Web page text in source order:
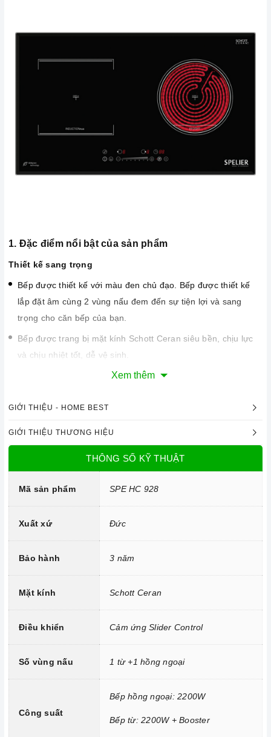
1. Đặc điểm nổi bật của sản phẩm
Thiết kế sang trọng
Bếp được thiết kế với màu đen chủ đạo. Bếp được thiết kế
lắp đặt âm cùng 2 vùng nấu đem đến sự tiện lợi và sang
trọng cho căn bếp của bạn.
Bếp được trang bị mặt kính Schott Ceran siêu bền, chịu lực
và chịu nhiệt tốt, dễ vệ sinh.
Công nghệ hiện đại
Sử dụng bản mạch mâm từ theo công nghệ Châu Âu
Công nghệ INVERTER tiết kiệm điện năng.
Trang bị 9 dải công suất nấu.
Xem thêm
GIỚI THIỆU - HOME BEST
GIỚI THIỆU THƯƠNG HIỆU
THÔNG SỐ KỸ THUẬT
Mã sản phẩm SPE HC 928
Xuất xứ Đức
Bảo hành 3 năm
Mặt kính Schott Ceran
Điều khiển Cảm ứng Slider Control
Số vùng nấu 1 từ +1 hồng ngoại
Công suất
Bếp hồng ngoại: 2200W
Bếp từ: 2200W + Booster